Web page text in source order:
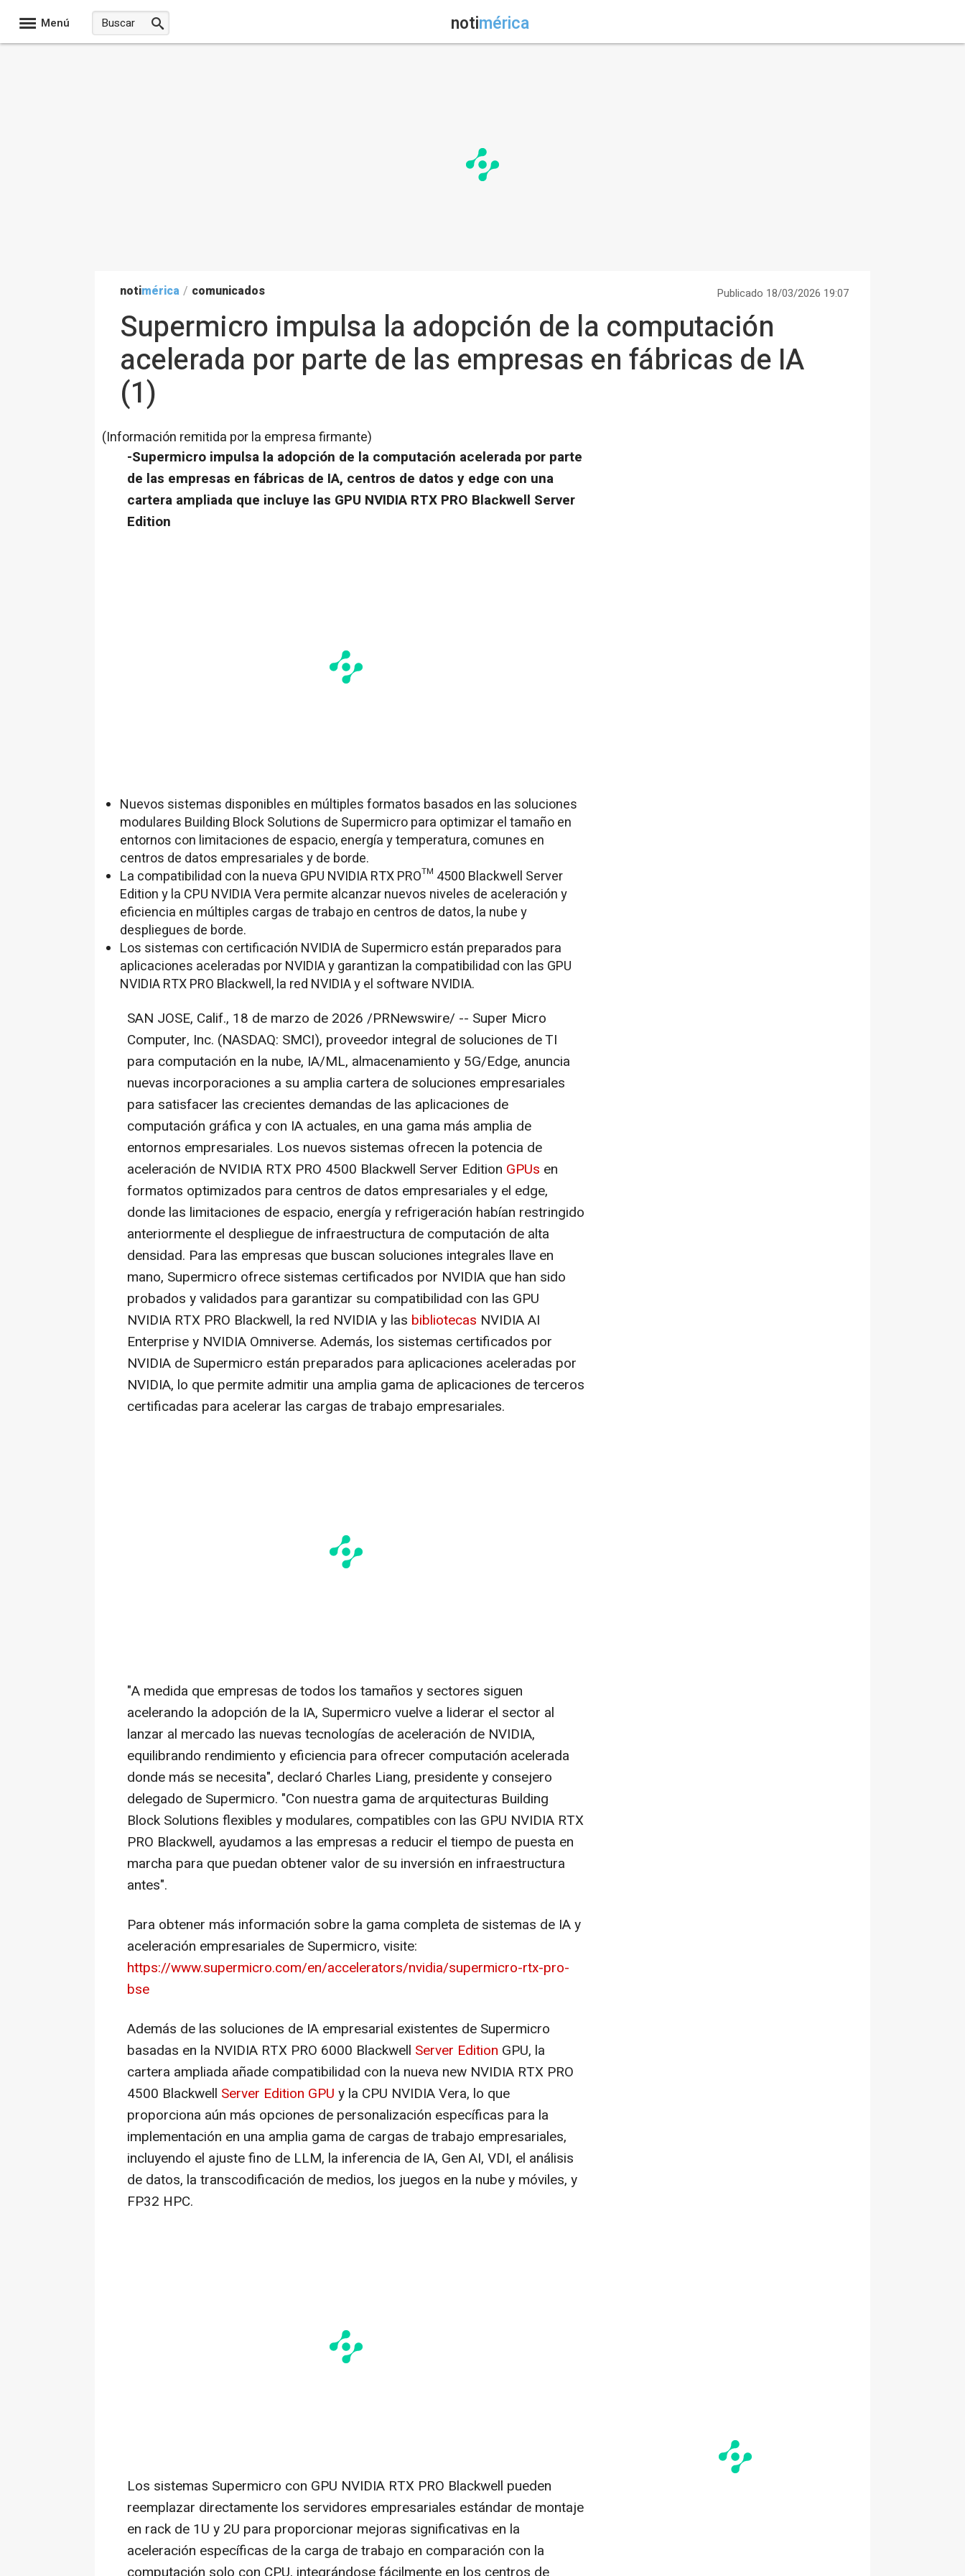
Menú notimérica
notimérica / comunicados Publicado 18/03/2026 19:07
Supermicro impulsa la adopción de la computación
acelerada por parte de las empresas en fábricas de IA
(1)
(Información remitida por la empresa firmante)
-Supermicro impulsa la adopción de la computación acelerada por parte
de las empresas en fábricas de IA, centros de datos y edge con una
cartera ampliada que incluye las GPU NVIDIA RTX PRO Blackwell Server
Edition
Nuevos sistemas disponibles en múltiples formatos basados en las soluciones
modulares Building Block Solutions de Supermicro para optimizar el tamaño en
entornos con limitaciones de espacio, energía y temperatura, comunes en
centros de datos empresariales y de borde.
La compatibilidad con la nueva GPU NVIDIA RTX PRO™ 4500 Blackwell Server
Edition y la CPU NVIDIA Vera permite alcanzar nuevos niveles de aceleración y
eficiencia en múltiples cargas de trabajo en centros de datos, la nube y
despliegues de borde.
Los sistemas con certificación NVIDIA de Supermicro están preparados para
aplicaciones aceleradas por NVIDIA y garantizan la compatibilidad con las GPU
NVIDIA RTX PRO Blackwell, la red NVIDIA y el software NVIDIA.
SAN JOSE, Calif., 18 de marzo de 2026 /PRNewswire/ -- Super Micro
Computer, Inc. (NASDAQ: SMCI), proveedor integral de soluciones de TI
para computación en la nube, IA/ML, almacenamiento y 5G/Edge, anuncia
nuevas incorporaciones a su amplia cartera de soluciones empresariales
para satisfacer las crecientes demandas de las aplicaciones de
computación gráfica y con IA actuales, en una gama más amplia de
entornos empresariales. Los nuevos sistemas ofrecen la potencia de
aceleración de NVIDIA RTX PRO 4500 Blackwell Server Edition GPUs en
formatos optimizados para centros de datos empresariales y el edge,
donde las limitaciones de espacio, energía y refrigeración habían restringido
anteriormente el despliegue de infraestructura de computación de alta
densidad. Para las empresas que buscan soluciones integrales llave en
mano, Supermicro ofrece sistemas certificados por NVIDIA que han sido
probados y validados para garantizar su compatibilidad con las GPU
NVIDIA RTX PRO Blackwell, la red NVIDIA y las bibliotecas NVIDIA AI
Enterprise y NVIDIA Omniverse. Además, los sistemas certificados por
NVIDIA de Supermicro están preparados para aplicaciones aceleradas por
NVIDIA, lo que permite admitir una amplia gama de aplicaciones de terceros
certificadas para acelerar las cargas de trabajo empresariales.
"A medida que empresas de todos los tamaños y sectores siguen
acelerando la adopción de la IA, Supermicro vuelve a liderar el sector al
lanzar al mercado las nuevas tecnologías de aceleración de NVIDIA,
equilibrando rendimiento y eficiencia para ofrecer computación acelerada
donde más se necesita", declaró Charles Liang, presidente y consejero
delegado de Supermicro. "Con nuestra gama de arquitecturas Building
Block Solutions flexibles y modulares, compatibles con las GPU NVIDIA RTX
PRO Blackwell, ayudamos a las empresas a reducir el tiempo de puesta en
marcha para que puedan obtener valor de su inversión en infraestructura
antes".
Para obtener más información sobre la gama completa de sistemas de IA y
aceleración empresariales de Supermicro, visite:
https://www.supermicro.com/en/accelerators/nvidia/supermicro-rtx-pro-
bse
Además de las soluciones de IA empresarial existentes de Supermicro
basadas en la NVIDIA RTX PRO 6000 Blackwell Server Edition GPU, la
cartera ampliada añade compatibilidad con la nueva new NVIDIA RTX PRO
4500 Blackwell Server Edition GPU y la CPU NVIDIA Vera, lo que
proporciona aún más opciones de personalización específicas para la
implementación en una amplia gama de cargas de trabajo empresariales,
incluyendo el ajuste fino de LLM, la inferencia de IA, Gen AI, VDI, el análisis
de datos, la transcodificación de medios, los juegos en la nube y móviles, y
FP32 HPC.
Los sistemas Supermicro con GPU NVIDIA RTX PRO Blackwell pueden
reemplazar directamente los servidores empresariales estándar de montaje
en rack de 1U y 2U para proporcionar mejoras significativas en la
aceleración específicas de la carga de trabajo en comparación con la